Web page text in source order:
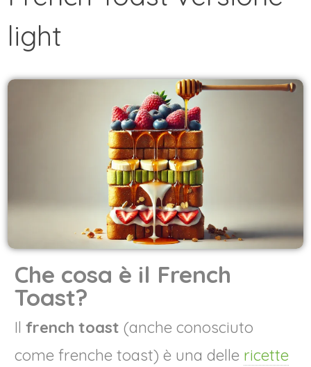
light
Che cosa è il French
Toast?
Ilfrench toast (anche conosciuto
come frenche toast) è una delle ricette